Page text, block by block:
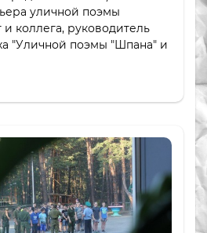
уличной поэмы
коллега, руководитель
"Уличной поэмы "Шпана" и